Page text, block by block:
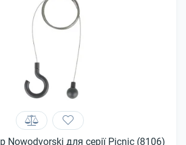
Nowodvorski для серії Picnic (8106)